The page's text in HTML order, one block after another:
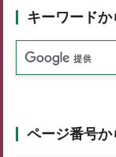
キーワードか
ページ番号か